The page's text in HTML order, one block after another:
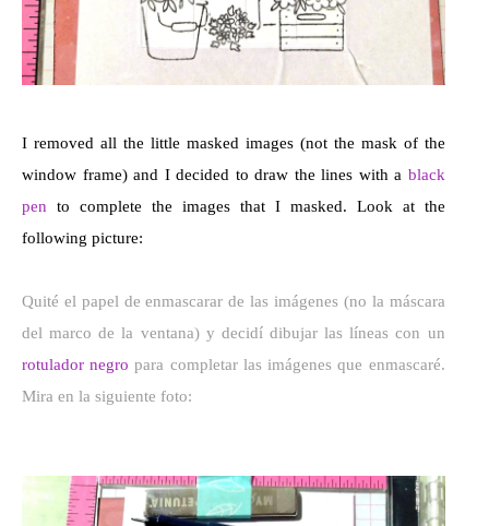
I removed all the little masked images (not the mask of the
window frame) and I decided to draw the lines with a black
pen to complete the images that I masked. Look at the
following picture:
Quité el papel de enmascarar de las imágenes (no la máscara
del marco de la ventana) y decidí dibujar las líneas con un
rotulador negro para completar las imágenes que enmascaré.
Mira en la siguiente foto: